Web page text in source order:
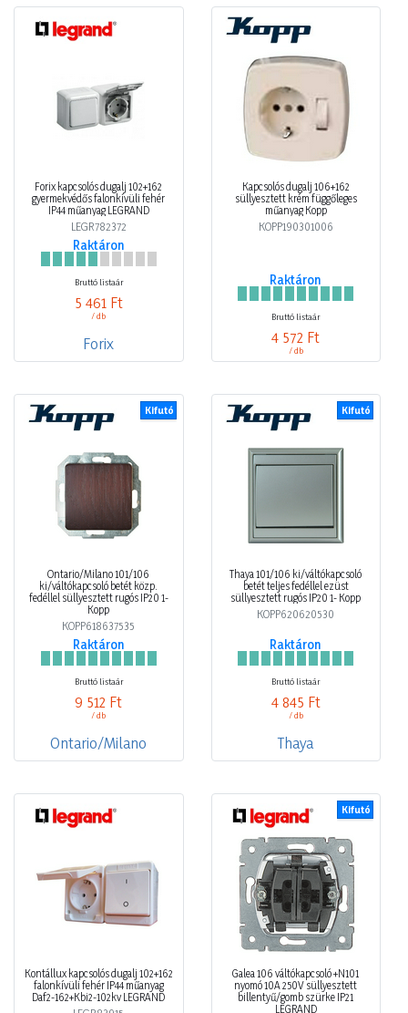
Forix kapcsolós dugalj 102+162
gyermekvédős falonkívüli fehér
IP44 műanyag LEGRAND
LEGR782372
Raktáron
Bruttó listaár
5 461 Ft
/ db
Forix
Kapcsolós dugalj 106+162
süllyesztett krém függőleges
műanyag Kopp
KOPP190301006
Raktáron
Bruttó listaár
4 572 Ft
/ db
Kifutó
Ontario/Milano 101/106
ki/váltókapcsoló betét közp.
fedéllel süllyesztett rugós IP20 1-
Kopp
KOPP618637535
Raktáron
Bruttó listaár
9 512 Ft
/ db
Ontario/Milano
Kifutó
Thaya 101/106 ki/váltókapcsoló
betét teljes fedéllel ezüst
süllyesztett rugós IP20 1- Kopp
KOPP620620530
Raktáron
Bruttó listaár
4 845 Ft
/ db
Thaya
Kontállux kapcsolós dugalj 102+162
falonkívüli fehér IP44 műanyag
Daf2-162+Kbi2-102kv LEGRAND
Kifutó
Galea 106 váltókapcsoló +N101
nyomó 10A 250V süllyesztett
billentyű/gomb szürke IP21
LEGRAND